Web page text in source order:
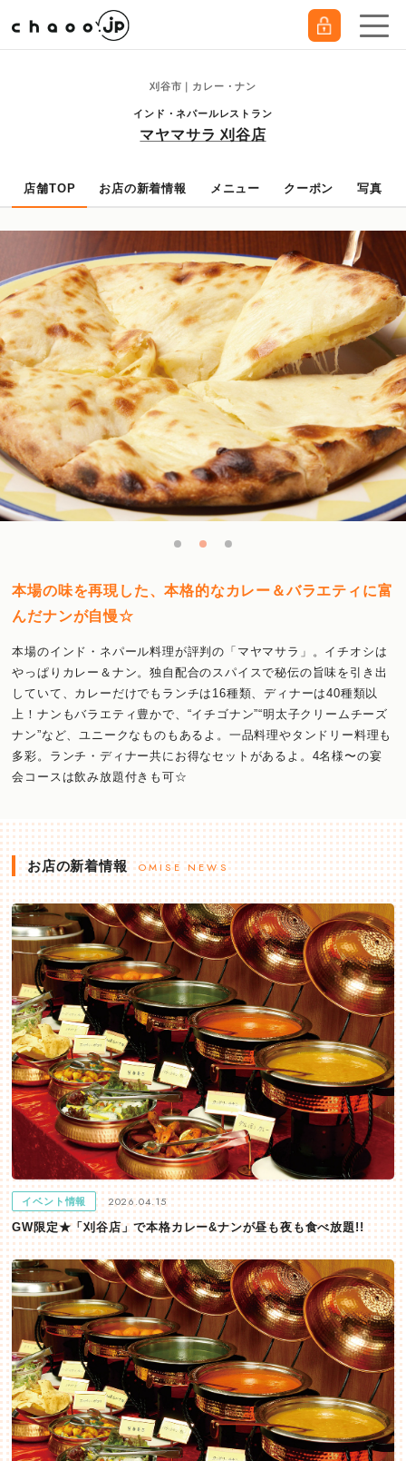
刈谷市｜カレー・ナン
インド・ネパールレストラン
マヤマサラ 刈谷店
店舗TOP お店の新着情報 メニュー クーポン 写真
本場の味を再現した、本格的なカレー＆バラエティに富
んだナンが自慢☆
本場のインド・ネパール料理が評判の「マヤマサラ」。イチオシは
やっぱりカレー＆ナン。独自配合のスパイスで秘伝の旨味を引き出
していて、カレーだけでもランチは16種類、ディナーは40種類以
上！ナンもバラエティ豊かで、“イチゴナン”“明太子クリームチーズ
ナン”など、ユニークなものもあるよ。一品料理やタンドリー料理も
多彩。ランチ・ディナー共にお得なセットがあるよ。4名様〜の宴
会コースは飲み放題付きも可☆
お店の新着情報 OMISE NEWS
イベント情報 2026.04.15
GW限定★「刈谷店」で本格カレー&ナンが昼も夜も食べ放題!!